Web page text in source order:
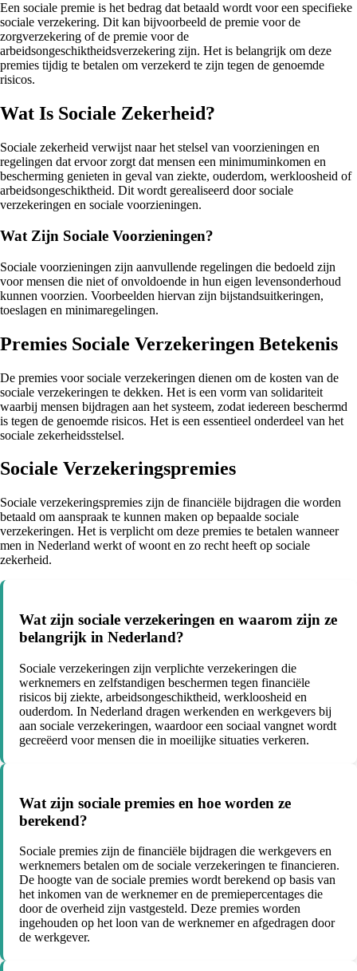
Een sociale premie is het bedrag dat betaald wordt voor een specifieke
sociale verzekering. Dit kan bijvoorbeeld de premie voor de
zorgverzekering of de premie voor de
arbeidsongeschiktheidsverzekering zijn. Het is belangrijk om deze
premies tijdig te betalen om verzekerd te zijn tegen de genoemde
risicos.
Wat Is Sociale Zekerheid?
Sociale zekerheid verwijst naar het stelsel van voorzieningen en
regelingen dat ervoor zorgt dat mensen een minimuminkomen en
bescherming genieten in geval van ziekte, ouderdom, werkloosheid of
arbeidsongeschiktheid. Dit wordt gerealiseerd door sociale
verzekeringen en sociale voorzieningen.
Wat Zijn Sociale Voorzieningen?
Sociale voorzieningen zijn aanvullende regelingen die bedoeld zijn
voor mensen die niet of onvoldoende in hun eigen levensonderhoud
kunnen voorzien. Voorbeelden hiervan zijn bijstandsuitkeringen,
toeslagen en minimaregelingen.
Premies Sociale Verzekeringen Betekenis
De premies voor sociale verzekeringen dienen om de kosten van de
sociale verzekeringen te dekken. Het is een vorm van solidariteit
waarbij mensen bijdragen aan het systeem, zodat iedereen beschermd
is tegen de genoemde risicos. Het is een essentieel onderdeel van het
sociale zekerheidsstelsel.
Sociale Verzekeringspremies
Sociale verzekeringspremies zijn de financiële bijdragen die worden
betaald om aanspraak te kunnen maken op bepaalde sociale
verzekeringen. Het is verplicht om deze premies te betalen wanneer
men in Nederland werkt of woont en zo recht heeft op sociale
zekerheid.
Wat zijn sociale verzekeringen en waarom zijn ze
belangrijk in Nederland?
Sociale verzekeringen zijn verplichte verzekeringen die
werknemers en zelfstandigen beschermen tegen financiële
risicos bij ziekte, arbeidsongeschiktheid, werkloosheid en
ouderdom. In Nederland dragen werkenden en werkgevers bij
aan sociale verzekeringen, waardoor een sociaal vangnet wordt
gecreëerd voor mensen die in moeilijke situaties verkeren.
Wat zijn sociale premies en hoe worden ze
berekend?
Sociale premies zijn de financiële bijdragen die werkgevers en
werknemers betalen om de sociale verzekeringen te financieren.
De hoogte van de sociale premies wordt berekend op basis van
het inkomen van de werknemer en de premiepercentages die
door de overheid zijn vastgesteld. Deze premies worden
ingehouden op het loon van de werknemer en afgedragen door
de werkgever.